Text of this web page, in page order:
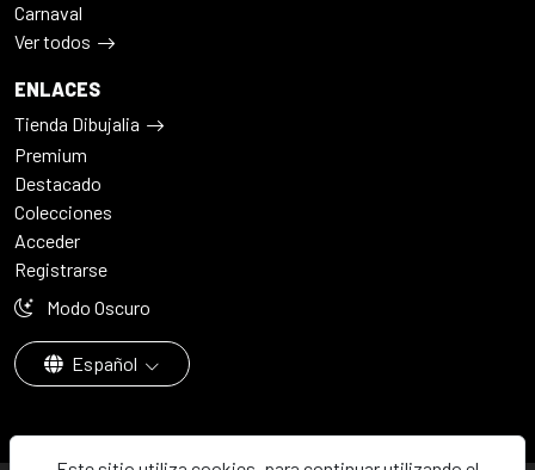
Carnaval
Ver todos
ENLACES
Tienda Dibujalia
Premium
Destacado
Colecciones
Acceder
Registrarse
Modo Oscuro
Español